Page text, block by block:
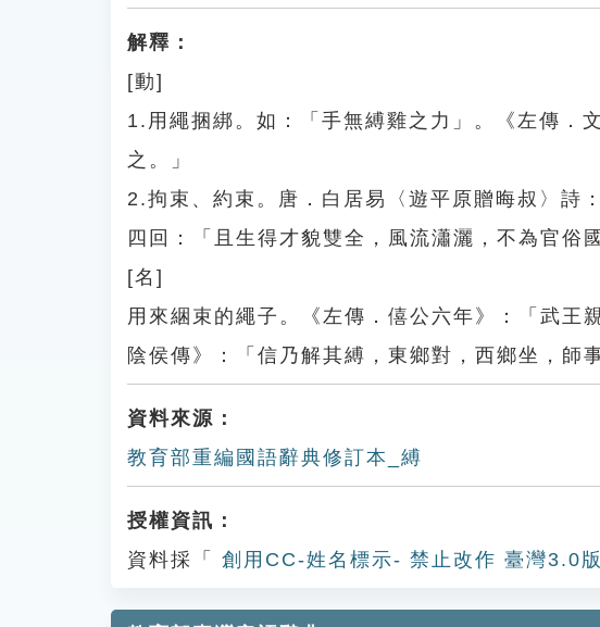
解釋：
[動]
1.用繩捆綁。如：「手無縛雞之力」。《左傳．
之。」
2.拘束、約束。唐．白居易〈遊平原贈晦叔〉詩
四回：「且生得才貌雙全，風流瀟灑，不為官俗
[名]
用來綑束的繩子。《左傳．僖公六年》：「武王
陰侯傳》：「信乃解其縛，東鄉對，西鄉坐，師
資料來源：
教育部重編國語辭典修訂本_縛
授權資訊：
資料採「
創用CC-姓名標示- 禁止改作 臺灣3.0